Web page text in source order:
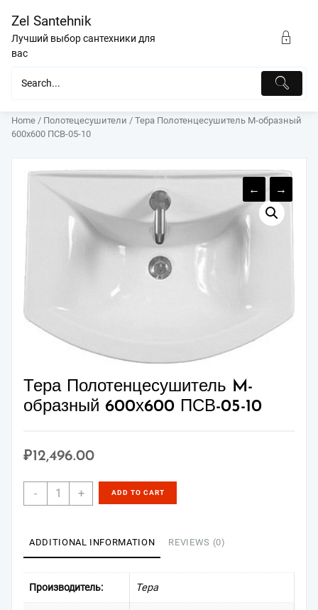
содержимому
Zel Santehnik
Лучший выбор сантехники для
вас
Home / Полотецесушители / Тера Полотенцесушитель M-образный
600х600 ПСВ-05-10
← →
Тера Полотенцесушитель M-
образный 600х600 ПСВ-05-10
₽12,496.00
-
Тера
Полотенцесушитель
600х600
quantity
+ ADD TO CART
ADDITIONAL INFORMATION REVIEWS (0)
Производитель: Тера